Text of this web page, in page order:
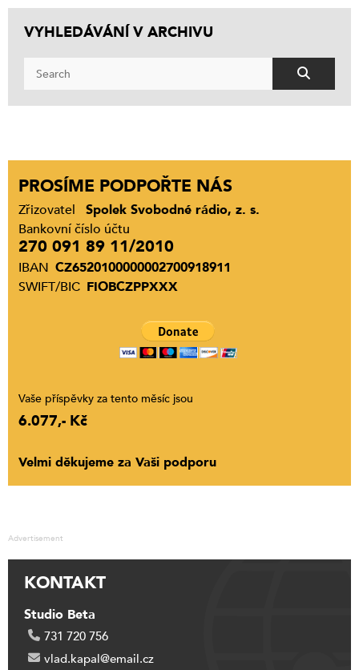
VYHLEDÁVÁNÍ V ARCHIVU
PROSÍME PODPOŘTE NÁS
Zřizovatel
Spolek Svobodné rádio, z. s.
Bankovní číslo účtu
270 091 89 11/2010
IBAN CZ6520100000002700918911
SWIFT/BIC FIOBCZPPXXX
Vaše příspěvky za tento měsíc jsou
6.077,- Kč
Velmi děkujeme za Vaši podporu
Advertisement
KONTAKT
Studio Beta
731 720 756
vlad.kapal@email.cz